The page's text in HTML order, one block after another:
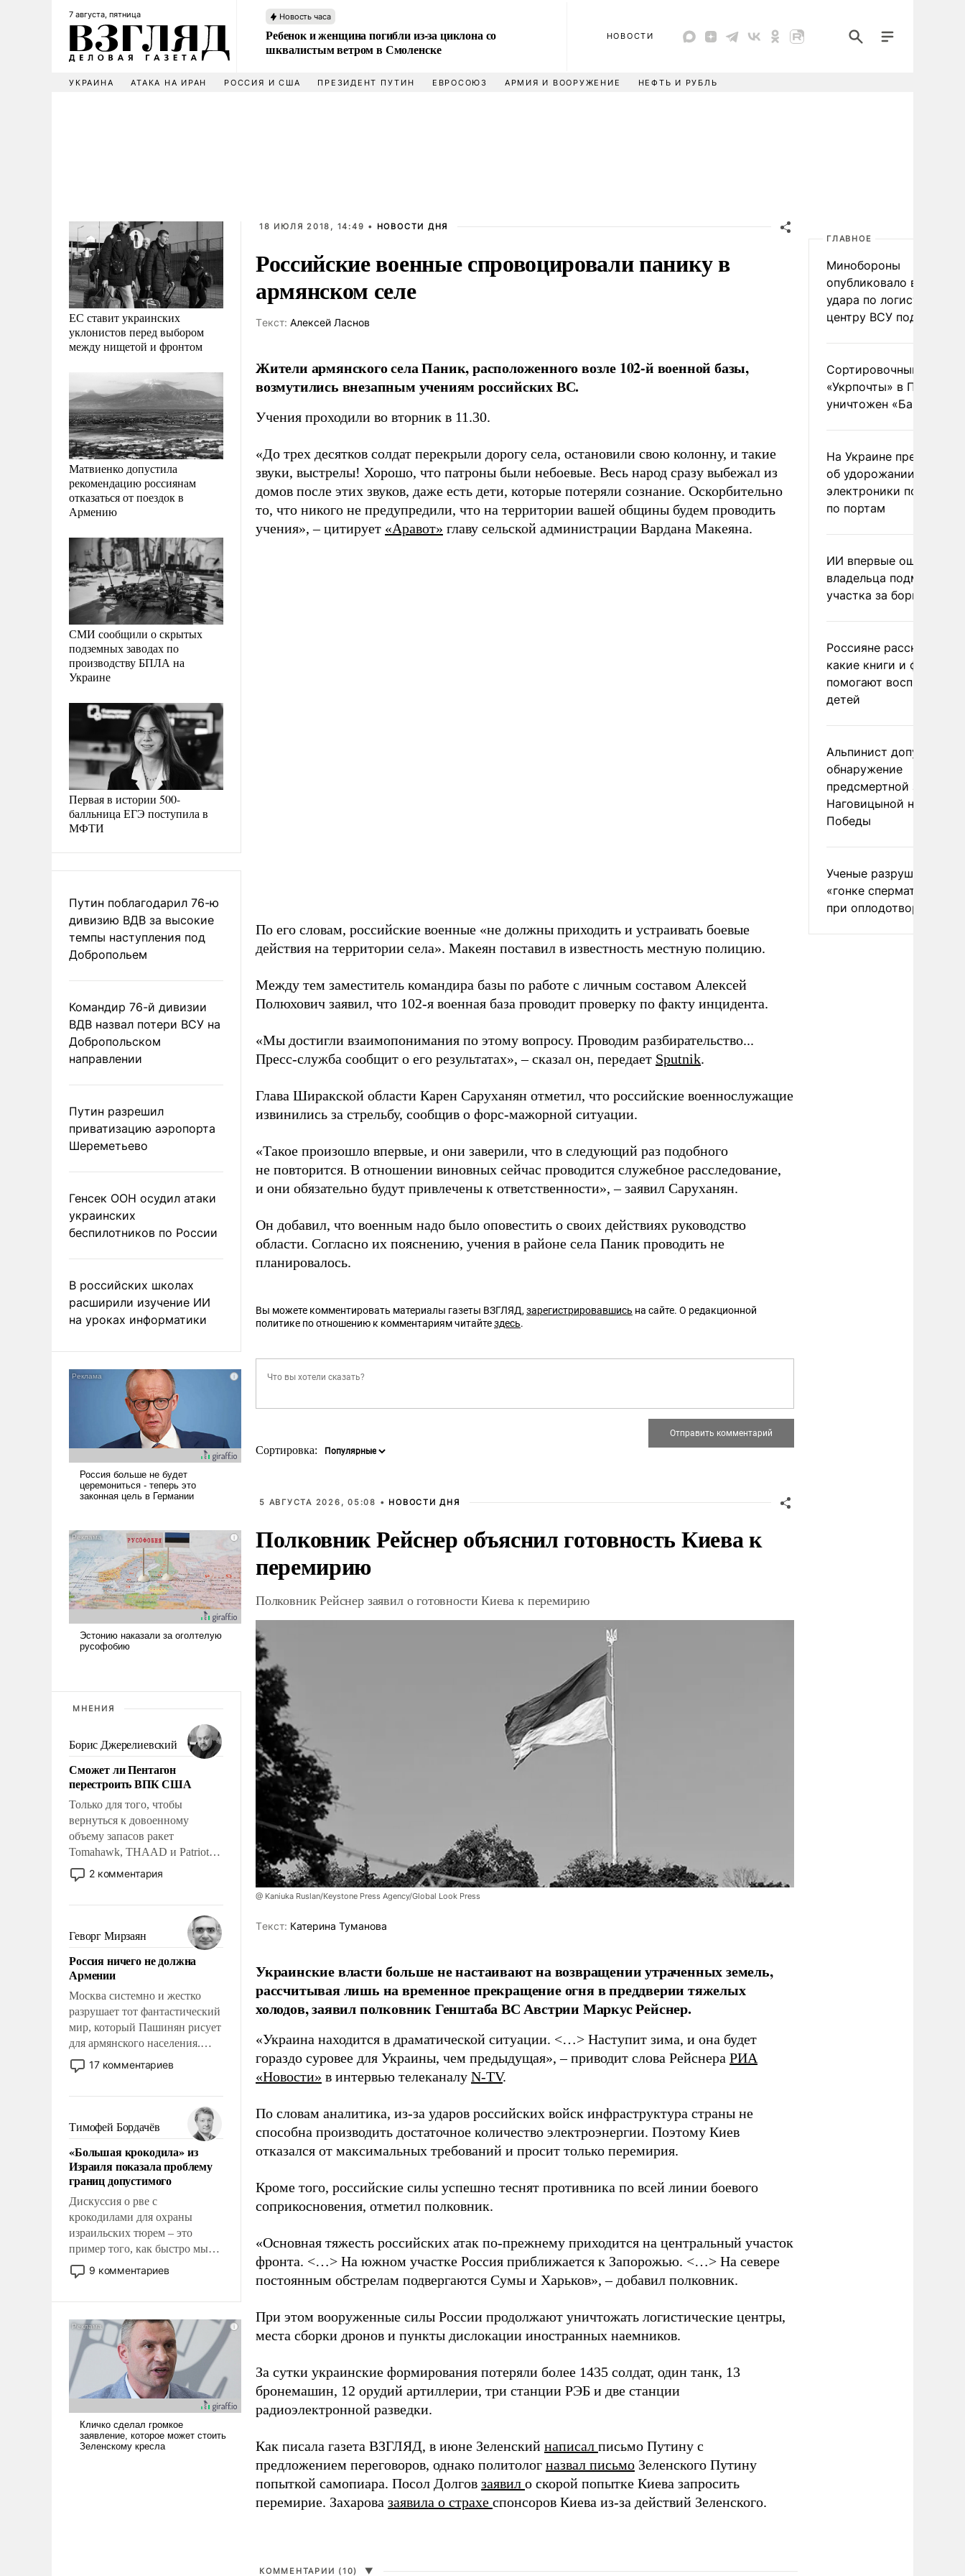
7 августа, пятница Новость часа
Ребенок и женщина погибли из-за циклона со
шквалистым ветром в Смоленске
НОВОСТИ
УКРАИНА АТАКА НА ИРАН РОССИЯ И США ПРЕЗИДЕНТ ПУТИН ЕВРОСОЮЗ АРМИЯ И ВООРУЖЕНИЕ НЕФТЬ И РУБЛЬ
ЕС ставит украинских
уклонистов перед выбором
между нищетой и фронтом
Матвиенко допустила
рекомендацию россиянам
отказаться от поездок в
Армению
СМИ сообщили о скрытых
подземных заводах по
производству БПЛА на
Украине
Первая в истории 500-
балльница ЕГЭ поступила в
МФТИ
Путин поблагодарил 76-ю
дивизию ВДВ за высокие
темпы наступления под
Добропольем
Командир 76-й дивизии
ВДВ назвал потери ВСУ на
Добропольском
направлении
Путин разрешил
приватизацию аэропорта
Шереметьево
Генсек ООН осудил атаки
украинских
беспилотников по России
В российских школах
расширили изучение ИИ
на уроках информатики
МНЕНИЯ
Борис Джерелиевский
Сможет ли Пентагон
перестроить ВПК США
Только для того, чтобы
вернуться к довоенному
объему запасов ракет
Tomahawk, THAAD и Patriot
США потребуется более трех
лет. Даже небольшая война с
Сложившаяся ситуация
означает многолетний период
уязвимости США, например,
перед Китаем.
2 комментария
Геворг Мирзаян
Россия ничего не должна
Армении
Москва системно и жестко
разрушает тот фантастический
мир, который Пашинян рисует
для армянского населения.
Мир, где политические
прожекты будут безусловно
налогоплательщиков и где
Еревану за свои поступки не
нужно отвечать.
17 комментариев
Тимофей Бордачёв
«Большая крокодила» из
Израиля показала проблему
границ допустимого
Дискуссия о рве с
крокодилами для охраны
израильских тюрем – это
пример того, как быстро мы
двигаемся по пути
революционных изменений.
псевдонаучной фантастики,
стало всерьез обсуждаемой
идеей.
9 комментариев
18 ИЮЛЯ 2018, 14:49 • НОВОСТИ ДНЯ
Российские военные спровоцировали панику в
армянском селе
Tекст: Алексей Ласнов
Жители армянского села Паник, расположенного возле 102-й военной базы,
возмутились внезапным учениям российских ВС.
Учения проходили во вторник в 11.30.
«До трех десятков солдат перекрыли дорогу села, остановили свою колонну, и такие
звуки, выстрелы! Хорошо, что патроны были небоевые. Весь народ сразу выбежал из
домов после этих звуков, даже есть дети, которые потеряли сознание. Оскорбительно
то, что никого не предупредили, что на территории вашей общины будем проводить
учения», – цитирует «Аравот» главу сельской администрации Вардана Макеяна.
По его словам, российские военные «не должны приходить и устраивать боевые
действия на территории села». Макеян поставил в известность местную полицию.
Между тем заместитель командира базы по работе с личным составом Алексей
Полюхович заявил, что 102-я военная база проводит проверку по факту инцидента.
«Мы достигли взаимопонимания по этому вопросу. Проводим разбирательство...
Пресс-служба сообщит о его результатах», – сказал он, передает Sputnik.
Глава Ширакской области Карен Саруханян отметил, что российские военнослужащие
извинились за стрельбу, сообщив о форс-мажорной ситуации.
«Такое произошло впервые, и они заверили, что в следующий раз подобного
не повторится. В отношении виновных сейчас проводится служебное расследование,
и они обязательно будут привлечены к ответственности», – заявил Саруханян.
Он добавил, что военным надо было оповестить о своих действиях руководство
области. Согласно их пояснению, учения в районе села Паник проводить не
планировалось.
Вы можете комментировать материалы газеты ВЗГЛЯД, зарегистрировавшись на сайте. О редакционной
политике по отношению к комментариям читайтездесь.
Сортировка:
5 АВГУСТА 2026, 05:08 • НОВОСТИ ДНЯ
Полковник Рейснер объяснил готовность Киева к
перемирию
Полковник Рейснер заявил о готовности Киева к перемирию
@ Kaniuka Ruslan/Keystone Press Agency/Global Look Press
Tекст: Катерина Туманова
Украинские власти больше не настаивают на возвращении утраченных земель,
рассчитывая лишь на временное прекращение огня в преддверии тяжелых
холодов, заявил полковник Генштаба ВС Австрии Маркус Рейснер.
«Украина находится в драматической ситуации. <…> Наступит зима, и она будет
гораздо суровее для Украины, чем предыдущая», – приводит слова Рейснера РИА
«Новости» в интервью телеканалу N-TV.
По словам аналитика, из-за ударов российских войск инфраструктура страны не
способна производить достаточное количество электроэнергии. Поэтому Киев
отказался от максимальных требований и просит только перемирия.
Кроме того, российские силы успешно теснят противника по всей линии боевого
соприкосновения, отметил полковник.
«Основная тяжесть российских атак по-прежнему приходится на центральный участок
фронта. <…> На южном участке Россия приближается к Запорожью. <…> На севере
постоянным обстрелам подвергаются Сумы и Харьков», – добавил полковник.
При этом вооруженные силы России продолжают уничтожать логистические центры,
места сборки дронов и пункты дислокации иностранных наемников.
За сутки украинские формирования потеряли более 1435 солдат, один танк, 13
бронемашин, 12 орудий артиллерии, три станции РЭБ и две станции
радиоэлектронной разведки.
Как писала газета ВЗГЛЯД, в июне Зеленский написал письмо Путину с
предложением переговоров, однако политолог назвал письмо Зеленского Путину
попыткой самопиара. Посол Долгов заявил о скорой попытке Киева запросить
перемирие. Захарова заявила о страхе спонсоров Киева из-за действий Зеленского.
КОММЕНТАРИИ (10) ▼
ГЛАВНОЕ
Минобороны
опубликовало видео
удара по
центру ВСУ под Киевом
Сортировочный пункт
«Укрпочты» в
уничтожен
На Украине
об удорожании
электроники после
по портам
ИИ впервые
владельца
участка за борщевик
Россияне рассказали,
какие книги и фильмы
помогают воспитывать
детей
Альпинист допустил
обнаружение
предсмертной записки
Наговицыной на пике
Победы
Ученые разрушили миф
«гонке
при оплодотворении